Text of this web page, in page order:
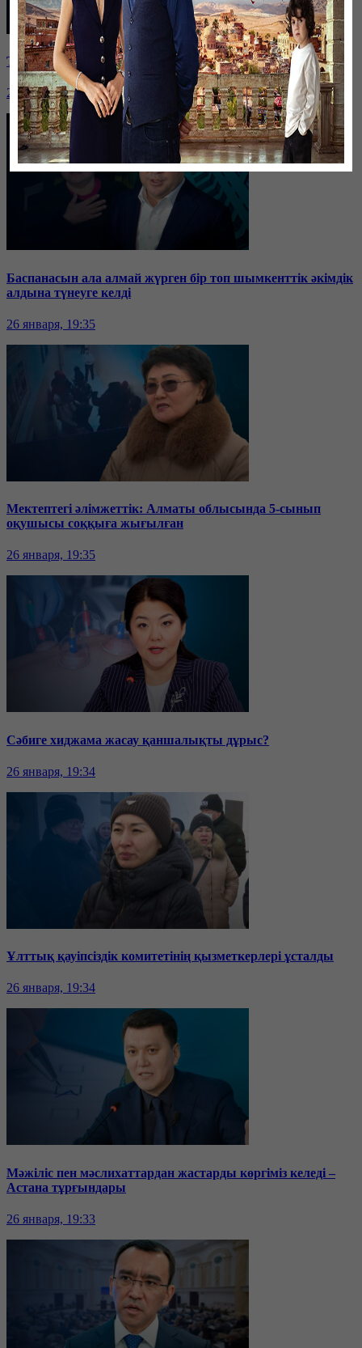
Таразда ТЭЦ қызметкерлері жалақы көтеруді талап етті
26 января, 19:36
Баспанасын ала алмай жүрген бір топ шымкенттік әкімдік
алдына түнеуге келді
26 января, 19:35
Мектептегі әлімжеттік: Алматы облысында 5-сынып
оқушысы соққыға жығылған
26 января, 19:35
Сәбиге хиджама жасау қаншалықты дұрыс?
26 января, 19:34
Ұлттық қауіпсіздік комитетінің қызметкерлері ұсталды
26 января, 19:34
Мәжіліс пен мәслихаттардан жастарды көргіміз келеді –
Астана тұрғындары
26 января, 19:33